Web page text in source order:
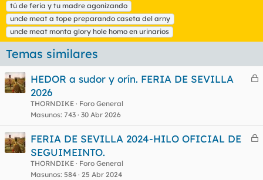
tú de feria y tu madre agonizando
uncle meat a tope preparando caseta del arny
uncle meat monta glory hole homo en urinarios
Temas similares
C
a
d
HEDOR a sudor y orín. FERIA DE SEVILLA
2026
THORNDIKE
Foro General
Masunos 743 30 Abr 2026
C
FERIA DE SEVILLA 2024-HILO OFICIAL DE
SEGUIMEINTO.
THORNDIKE
Foro General
Masunos 584 25 Abr 2024